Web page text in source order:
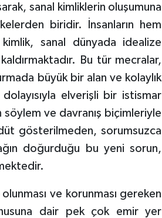
sanal kimliklerin oluşumuna
biridir. İnsanların hem
sanal dünyada idealize
Bu tür mecralar,
büyük bir alan ve kolaylık
elverişli bir istismar
ve davranış biçimleriyle
gösterilmeden, sorumsuzca
doğurduğu bu yeni sorun,
ve korunması gereken
dair pek çok emir yer